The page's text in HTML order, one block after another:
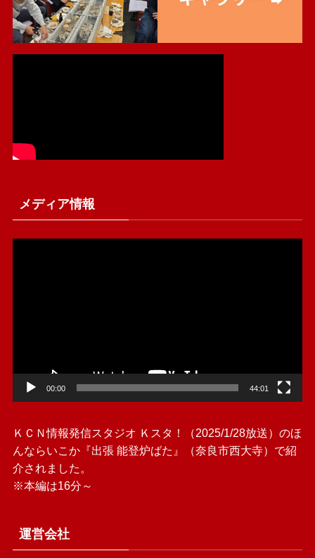
メディア情報
00:00 44:01
ＫＣＮ情報発信スタジオ Ｋスタ！（2025/1/28放送）のほ
んならいこか『出張 能登炉ばた』（奈良市西大寺）で紹
介されました。
※本編は16分～
運営会社